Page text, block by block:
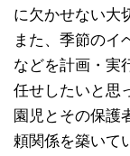
に欠かせない大
また、季節のイ
などを計画・実
任せしたいと思
園児とその保護
頼関係を築いて